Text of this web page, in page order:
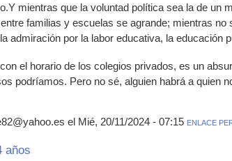
mientras que la voluntad política sea la de un
familias y escuelas se agrande; mientras
admiración por la labor educativa, la educación
el horario de los colegios privados, es un
podríamos. Pero no sé, alguien habrá a quien
el Mié, 20/11/2024 - 07:15 ENLACE
años